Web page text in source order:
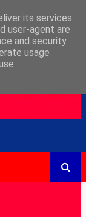
its services
user-agent are
and security
usage